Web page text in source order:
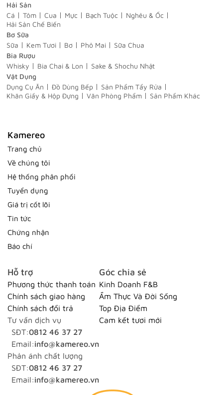
Hải Sản
Cá
Tôm Cua Mực Bạch Tuộc
Nghêu & Ốc
Hải Sản Chế Biến
Bơ Sữa
Sữa
Kem Tươi Bơ Phô Mai
Sữa Chua
Bia Rượu
Whisky
Bia Chai & Lon
Sake & Shochu Nhật
Vật Dụng
Dụng Cụ Ăn
Đồ Dùng Bếp
Sản Phẩm Tẩy Rửa
Khăn Giấy & Hộp Đựng
Văn Phòng Phẩm Sản Phẩm Khác
Kamereo
Trang chủ
Về chúng tôi
Hệ thống phân phối
Tuyển dụng
Giá trị cốt lõi
Tin tức
Chứng nhận
Báo chí
Hỗ trợ
Phương thức thanh toán
Chính sách giao hàng
Chính sách đổi trả
Tư vấn dịch vụ
SĐT:0812 46 37 27
Email:info@kamereo.vn
Phản ánh chất lượng
SĐT:0812 46 37 27
Email:info@kamereo.vn
Góc chia sẻ
Kinh Doanh F&B
Ẩm Thực Và Đời Sống
Top Địa Điểm
Cam kết tươi mới